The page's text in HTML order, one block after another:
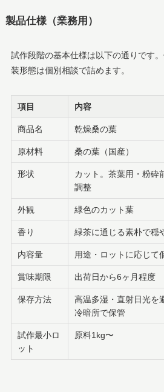
製品仕様（業務用）
試作段階の基本仕様は以下の通りです
装形態は個別相談で詰めます。
項目 内容
商品名 乾燥桑の葉
原材料 桑の葉（国産）
形状
カット。茶葉用・粉砕
調整
外観 緑色のカット葉
香り 緑茶に通じる素朴で穏
内容量 用途・ロットに応じて
賞味期限 出荷日から6ヶ月程度
保存方法
高温多湿・直射日光を
冷暗所で保管
試作最小ロ
ット
原料1kg〜